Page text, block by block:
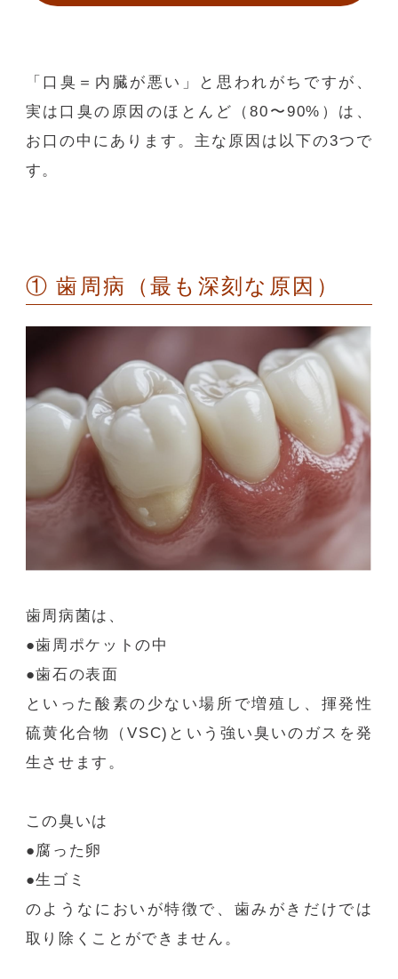
「口臭＝内臓が悪い」と思われがちですが、
実は口臭の原因のほとんど（80 〜90% ）は、
お口の中にあります。主な原因は以下の3つで
す。
① 歯周病（最も深刻な原因）
歯周病菌は、
●歯周ポケットの中
●歯石の表面
といった酸素の少ない場所で増殖し、揮発性
硫黄化合物（VSC) という強い臭いのガスを発
生させます。
この臭いは
●腐った卵
●生ゴミ
のようなにおいが特徴で、歯みがきだけでは
取り除くことができません。